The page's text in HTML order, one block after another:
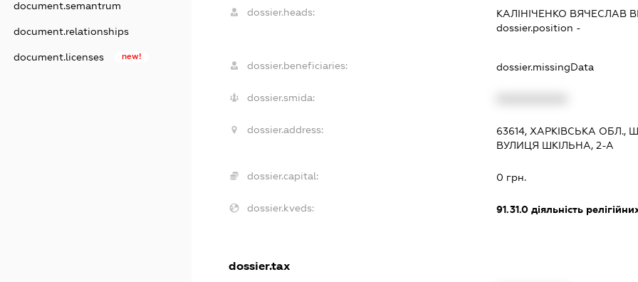
document.semantrum
document.relationships
document.licenses new!
dossier.heads: КАЛІНІЧЕНКО ВЯЧЕСЛАВ
dossier.position -
dossier.beneficiaries: dossier.missingData
dossier.smida:
dossier.address:
63614, ХАРКІВСЬКА ОБЛ.,
ВУЛИЦЯ ШКІЛЬНА, 2-А
dossier.capital: 0 грн.
dossier.kveds: 91.31.0 діяльність
dossier.tax